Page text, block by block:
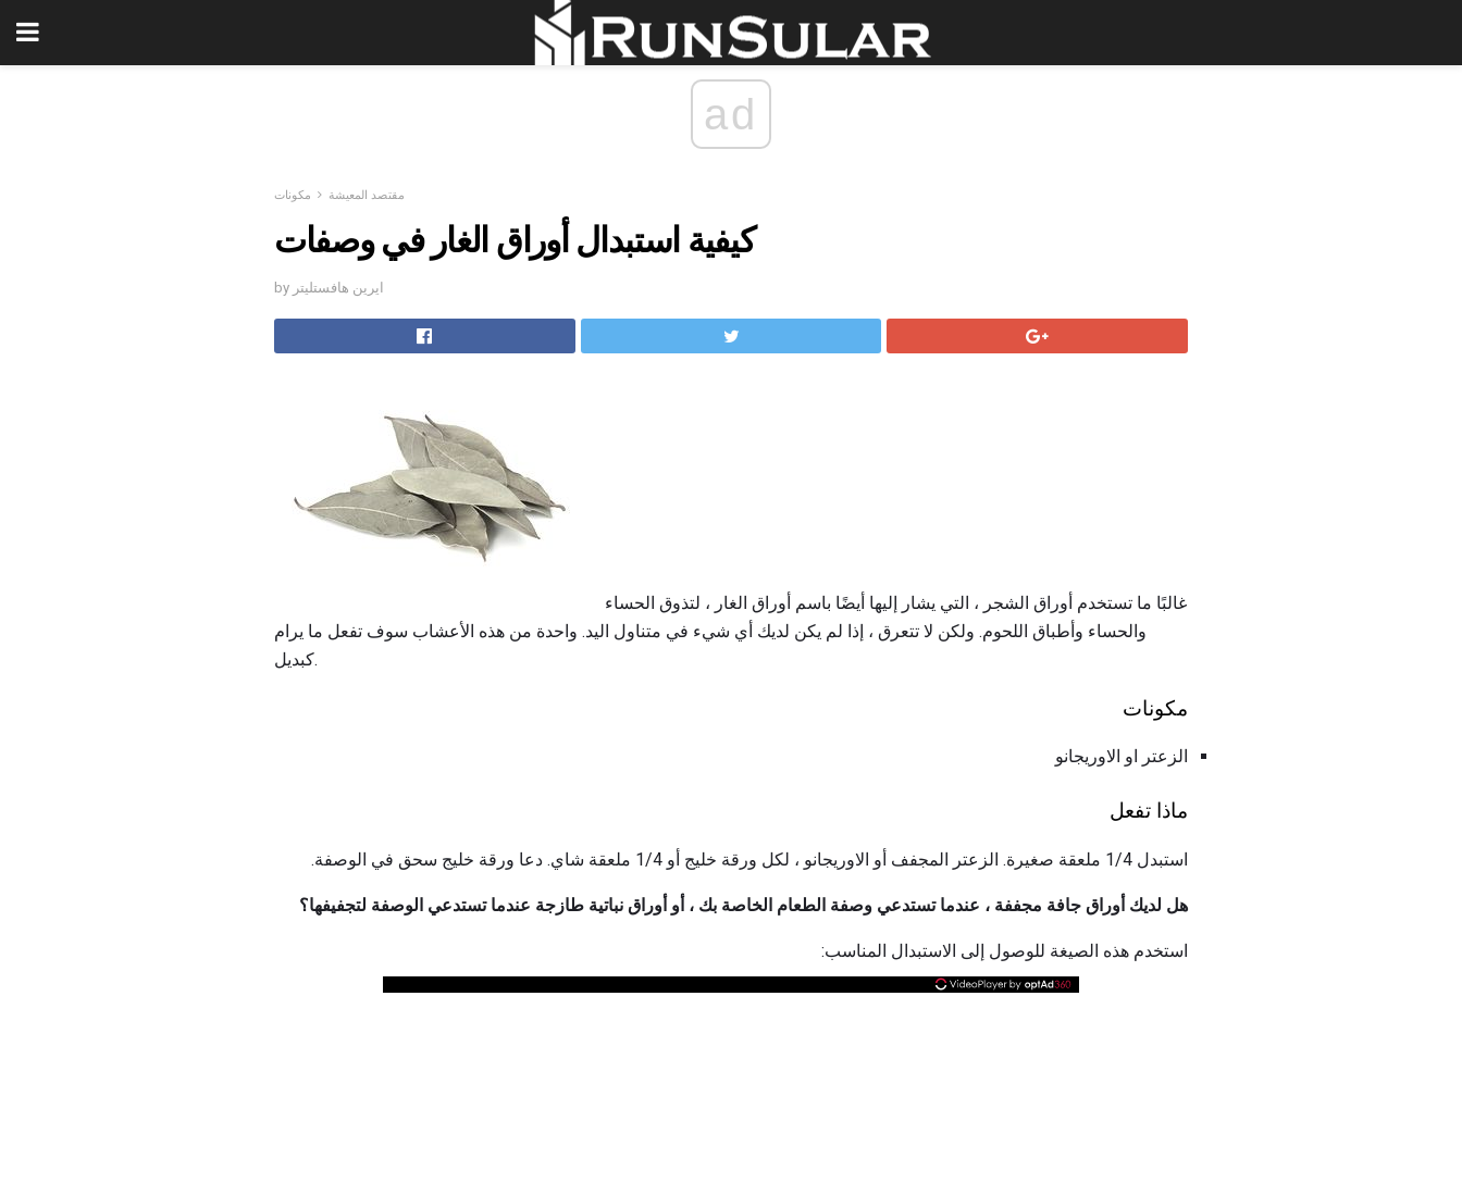
ad
مقتصد المعيشة مكونات
كيفية استبدال أوراق الغار في وصفات
by ايرين هافستليتر
والحساء وأطباق اللحوم. ولكن لا تتعرق ، إذا لم يكن لديك أي شيء في متناول اليد. واحدة من هذه الأعشاب سوف تفعل ما يرام
كبديل.
مكونات
الزعتر او الاوريجانو
ماذا تفعل
استبدل 1/4 ملعقة صغيرة. الزعتر المجفف أو الاوريجانو ، لكل ورقة خليج أو 1/4 ملعقة شاي. دعا ورقة خليج سحق في الوصفة.
هل لديك أوراق جافة مجففة ، عندما تستدعي وصفة الطعام الخاصة بك ، أو أوراق نباتية طازجة عندما تستدعي الوصفة لتجفيفها؟
استخدم هذه الصيغة للوصول إلى الاستبدال المناسب: